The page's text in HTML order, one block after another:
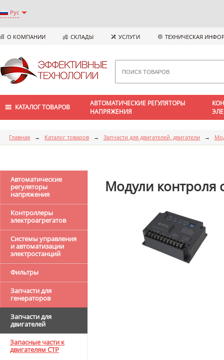
Рус
О КОМПАНИИ СКЛАДЫ УСЛУГИ ТЕХНИЧЕСКАЯ
КАТАЛОГ ТОВАРОВ
АВТОМАТИЧЕСКИЕ РЕГУЛЯТОРЫ
НАПРЯЖЕНИЯ
Главная → Каталог товаров → Запчасти для двигателей, двигатели →
Автоматические
регуляторы
напряжения
Контроллеры
электроагрегатов
Системы управления
и автоматизации
электростанций
Фильтры
Запчасти для
генераторов
Запчасти для
двигателей
Запасные части к
двигателям CTP
Модули контроля